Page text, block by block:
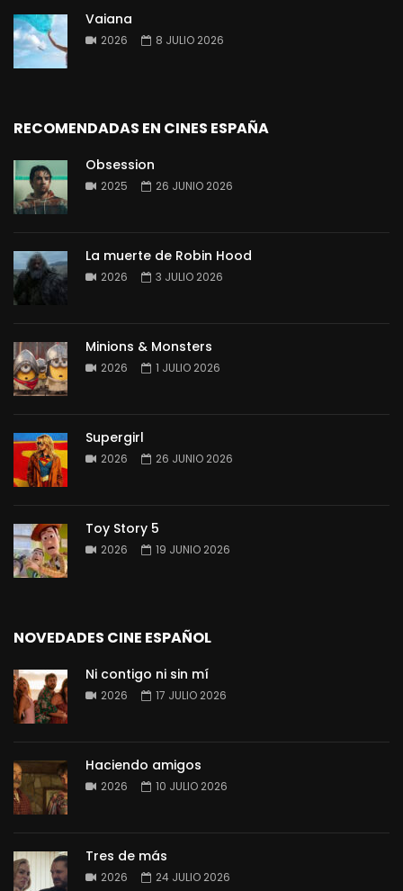
Vaiana
2026 8 JULIO 2026
RECOMENDADAS EN CINES ESPAÑA
Obsession
2025 26 JUNIO 2026
La muerte de Robin Hood
2026 3 JULIO 2026
Minions & Monsters
2026 1 JULIO 2026
Supergirl
2026 26 JUNIO 2026
Toy Story 5
2026 19 JUNIO 2026
NOVEDADES CINE ESPAÑOL
Ni contigo ni sin mí
2026 17 JULIO 2026
Haciendo amigos
2026 10 JULIO 2026
Tres de más
2026 24 JULIO 2026